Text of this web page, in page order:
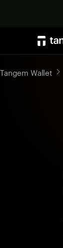
Tangem Wallet